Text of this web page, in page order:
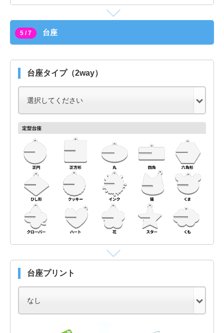
5 / 7 台座
台座タイプ（2way）
台座プリント